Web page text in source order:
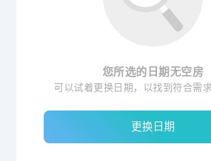
您所选的日期无空房
可以试着更换日期，以找到符合需求
更换日期